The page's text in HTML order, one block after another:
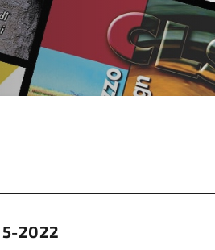
2022